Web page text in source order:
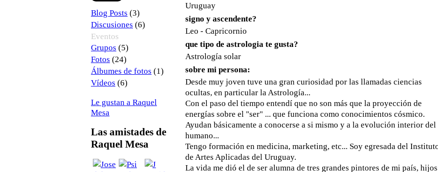
Blog Posts (3)
Discusiones (6)
Eventos
Grupos (5)
Fotos (24)
Álbumes de fotos (1)
Vídeos (6)
Le gustan a Raquel
Mesa
Las amistades de
Raquel Mesa
Uruguay
signo y ascendente?
Leo - Capricornio
que tipo de astrologia te gusta?
Astrología solar
sobre mi persona:
Desde muy joven tuve una gran curiosidad por las llamadas ciencias
ocultas, en particular la Astrología...
Con el paso del tiempo entendí que no son más que la proyección de
energías sobre el "ser" ... que funciona como conocimientos cósmico.
Ayudan básicamente a conocerse a si mismo y a la evolución interior del
humano...
Tengo formación en medicina, marketing, etc... Soy egresada del
de Artes Aplicadas del Uruguay.
La vida me dió el de ser alumna de tres grandes pintores de mi país, hijos